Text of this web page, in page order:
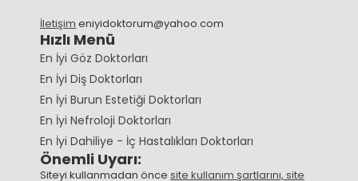
İletişim eniyidoktorum@yahoo.com
Hızlı Menü
En İyi Göz Doktorları
En İyi Diş Doktorları
En İyi Burun Estetiği Doktorları
En İyi Nefroloji Doktorları
En İyi Dahiliye - İç Hastalıkları Doktorları
Önemli Uyarı:
Siteyi kullanmadan önce site kullanım şartlarını, site